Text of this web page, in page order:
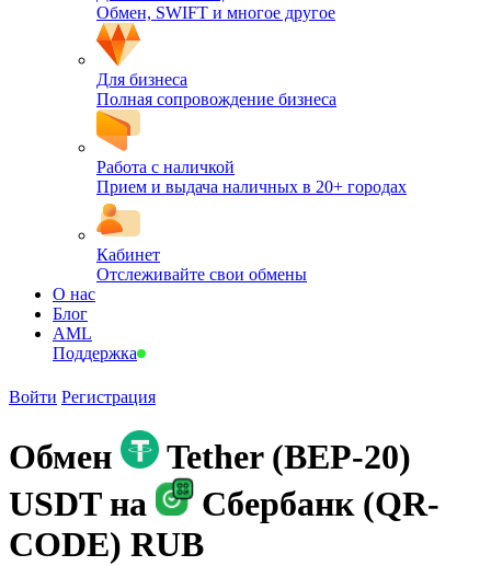
Обмен, SWIFT и многое другое
Для бизнеса
Полная сопровождение бизнеса
Работа с наличкой
Прием и выдача наличных в 20+ городах
Кабинет
Отслеживайте свои обмены
О нас
Блог
AML
Поддержка
Войти Регистрация
Обмен
Tether (BEP-20)
USDT на
Сбербанк (QR-
CODE) RUB